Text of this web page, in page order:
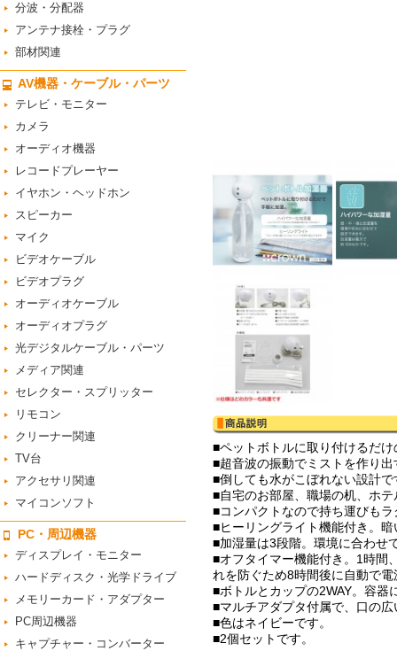
分波・分配器
アンテナ接栓・プラグ
部材関連
AV機器・ケーブル・パーツ
テレビ・モニター
カメラ
オーディオ機器
レコードプレーヤー
イヤホン・ヘッドホン
スピーカー
マイク
ビデオケーブル
ビデオプラグ
オーディオケーブル
オーディオプラグ
光デジタルケーブル・パーツ
メディア関連
セレクター・スプリッター
リモコン
クリーナー関連
TV台
アクセサリ関連
マイコンソフト
PC・周辺機器
ディスプレイ・モニター
ハードディスク・光学ドライブ
メモリーカード・アダプター
PC周辺機器
キャプチャー・コンバーター
■ペットボトルに取り付けるだ
■超音波の振動でミストを作り
■倒しても水がこぼれない設計で
■自宅のお部屋、職場の机、ホ
■コンパクトなので持ち運びも
■ヒーリングライト機能付き。
■加湿量は3段階。環境に合わせ
■オフタイマー機能付き。1時間
れを防ぐため8時間後に自動で
■ボトルとカップの2WAY。容器
■マルチアダプタ付属で、口の
■色はネイビーです。
■2個セットです。